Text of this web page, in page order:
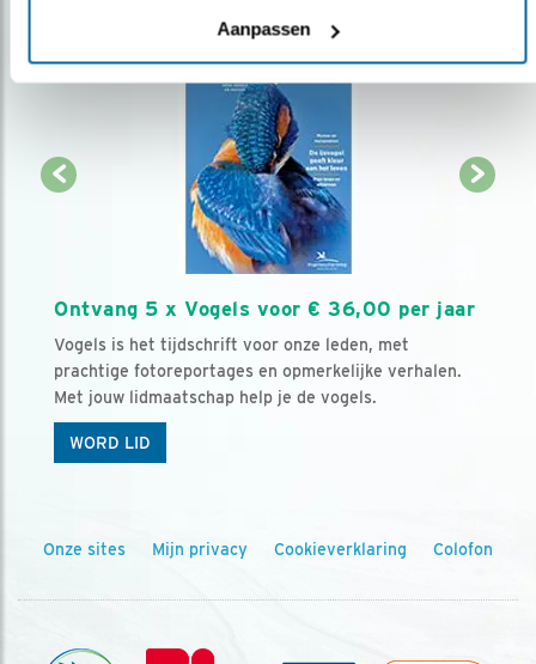
Aanpassen
Ontvang 5 x Vogels voor € 36,00 per jaar
Vogels is het tijdschrift voor onze leden, met
prachtige fotoreportages en opmerkelijke verhalen.
Met jouw lidmaatschap help je de vogels.
WORD LID
Onze sites Mijn privacy Cookieverklaring Colofon